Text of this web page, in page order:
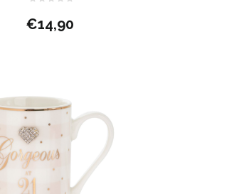
€14,90